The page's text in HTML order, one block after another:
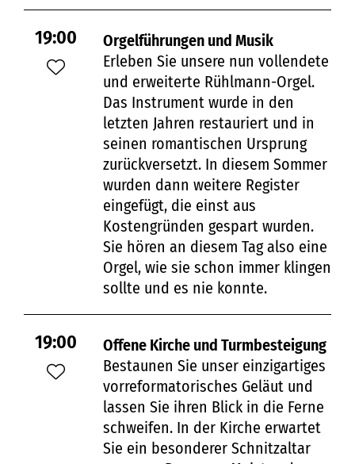
19:00
Orgelführungen und Musik
Erleben Sie unsere nun vollendete
und erweiterte Rühlmann-Orgel.
Das Instrument wurde in den
letzten Jahren restauriert und in
seinen romantischen Ursprung
zurückversetzt. In diesem Sommer
wurden dann weitere Register
eingefügt, die einst aus
Kostengründen gespart wurden.
Sie hören an diesem Tag also eine
Orgel, wie sie schon immer klingen
sollte und es nie konnte.
19:00
Offene Kirche und Turmbesteigung
Bestaunen Sie unser einzigartiges
vorreformatorisches Geläut und
lassen Sie ihren Blick in die Ferne
schweifen. In der Kirche erwartet
Sie ein besonderer Schnitzaltar